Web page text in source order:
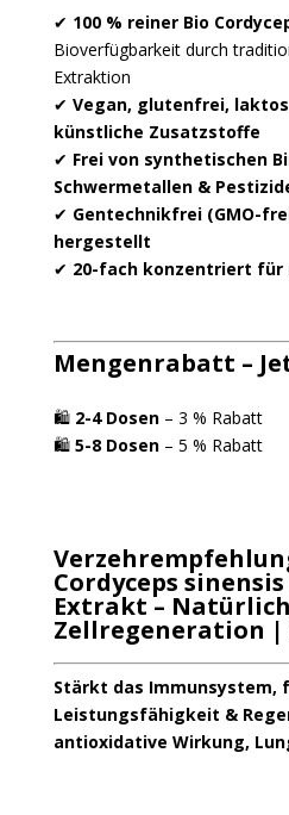
✔ 100 % reiner Bio
Bioverfügbarkeit durch
Extraktion
✔ Vegan, glutenfrei,
künstliche Zusatzstoffe
✔ Frei von synthetischen
Schwermetallen &
✔ Gentechnikfrei (GMO-
hergestellt
✔ 20-fach konzentriert für
Mengenrabatt –
🛍 2-4 Dosen– 3 % Rabatt
🛍 5-8 Dosen– 5 % Rabatt
Cordyceps
Extrakt –
Zellregeneration |
Stärkt das Immunsystem,
Leistungsfähigkeit &
antioxidative Wirkung,